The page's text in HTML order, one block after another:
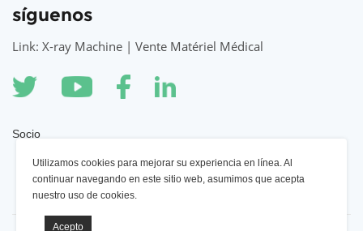
Utilizamos cookies para mejorar su experiencia en línea. Al
continuar navegando en este sitio web, asumimos que acepta
nuestro uso de cookies.
síguenos
Link: X-ray Machine | Vente Matériel Médical
Socio
Máquina de rayos X YSENMED